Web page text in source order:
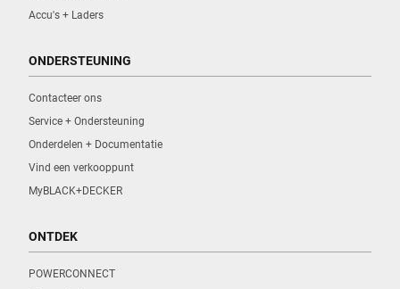
Accu's + Laders
ONDERSTEUNING
Contacteer ons
Service + Ondersteuning
Onderdelen + Documentatie
Vind een verkooppunt
MyBLACK+DECKER
ONTDEK
POWERCONNECT